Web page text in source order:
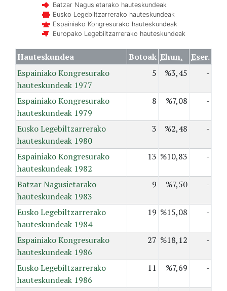
Batzar Nagusietarako hauteskundeak
Eusko Legebiltzarrerako hauteskundeak
Espainiako Kongresurako hauteskundeak
Europako Legebiltzarrerako hauteskundeak
Hauteskundea Botoak Ehun.
Eser.
Espainiako Kongresurako
hauteskundeak 1977
5 %3,45 -
Espainiako Kongresurako
hauteskundeak 1979
8 %7,08 -
Eusko Legebiltzarrerako
hauteskundeak 1980
3 %2,48 -
Espainiako Kongresurako
hauteskundeak 1982
13 %10,83 -
Batzar Nagusietarako
hauteskundeak 1983
9 %7,50 -
Eusko Legebiltzarrerako
hauteskundeak 1984
19 %15,08 -
Espainiako Kongresurako
hauteskundeak 1986
27 %18,12 -
Eusko Legebiltzarrerako
hauteskundeak 1986
11 %7,69 -